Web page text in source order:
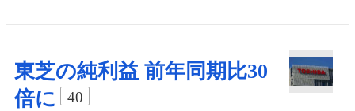
東芝の純利益 前年同期比30
倍に
40